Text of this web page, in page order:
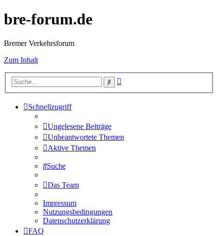
bre-forum.de
Bremer Verkehrsforum
Zum Inhalt
Suche
Schnellzugriff
Ungelesene Beiträge
Unbeantwortete Themen
Aktive Themen
Suche
Das Team
Impressum
Nutzungsbedingungen
Datenschutzerklärung
FAQ